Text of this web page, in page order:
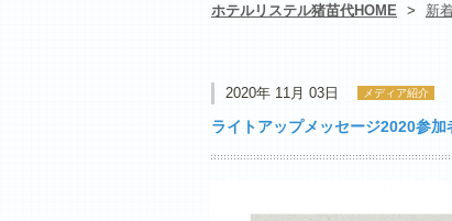
ホテルリステル猪苗代HOME > 新
2020年 11月 03日 メディア紹介
ライトアップメッセージ2020参加